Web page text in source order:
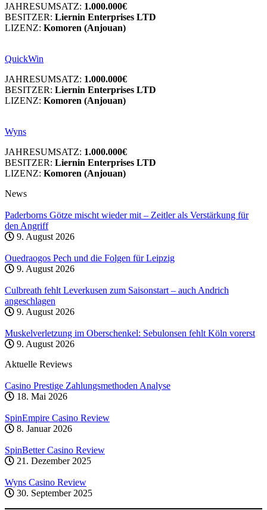
JAHRESUMSATZ: 1.000.000€
BESITZER: Liernin Enterprises LTD
LIZENZ: Komoren (Anjouan)
QuickWin
JAHRESUMSATZ: 1.000.000€
BESITZER: Liernin Enterprises LTD
LIZENZ: Komoren (Anjouan)
Wyns
JAHRESUMSATZ: 1.000.000€
BESITZER: Liernin Enterprises LTD
LIZENZ: Komoren (Anjouan)
News
Paderborns Götze mischt wieder mit – Zeitler als Verstärkung für
den Angriff
9. August 2026
Ouedraogos Pech und die Folgen für Leipzig
9. August 2026
Culbreath fehlt Leverkusen zum Saisonstart – auch Andrich
angeschlagen
9. August 2026
Muskelverletzung im Oberschenkel: Sebulonsen fehlt Köln vorerst
9. August 2026
Aktuelle Reviews
Casino Prestige Zahlungsmethoden Analyse
18. Mai 2026
SpinEmpire Casino Review
8. Januar 2026
SpinBetter Casino Review
21. Dezember 2025
Wyns Casino Review
30. September 2025